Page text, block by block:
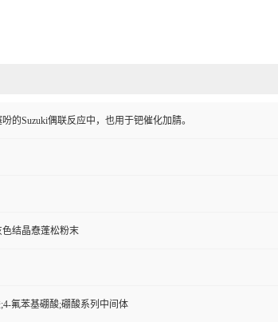
的Suzuki偶联反应中，也用于钯催化加腈。
结晶憃蓬松粉末
氟苯基硼酸;硼酸系列中间体